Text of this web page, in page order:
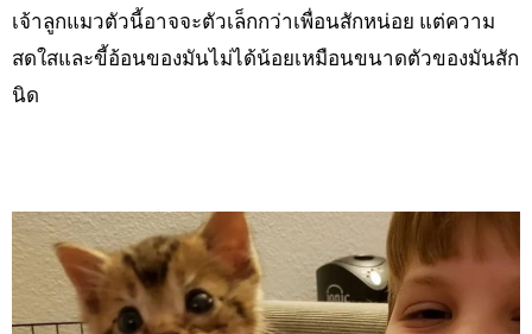
เจ้าลูกแมวตัวนี้อาจจะตัวเล็กกว่าเพื่อนสักหน่อย แต่ความ
สดใสและขี้อ้อนของมันไม่ได้น้อยเหมือนขนาดตัวของมันสัก
นิด